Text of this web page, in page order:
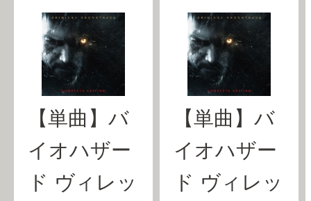
【単曲】バ
イオハザー
ド ヴィレッ
【単曲】バ
イオハザー
ド ヴィレッ